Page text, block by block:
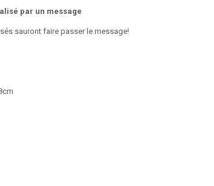
par un message
sauront faire passer le message!